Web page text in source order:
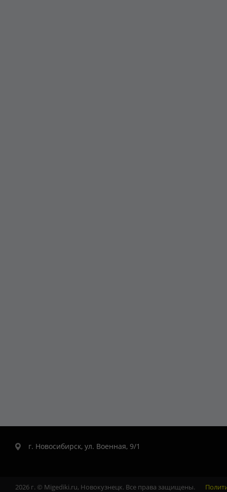
г. Новосибирск, ул. Военная, 9/1
2026 г. © Migediki.ru, Новокузнецк. Все права защищены.